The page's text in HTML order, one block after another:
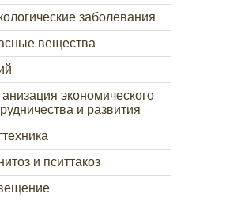
заболевания
вещества
экономического
и развития
и пситтакоз